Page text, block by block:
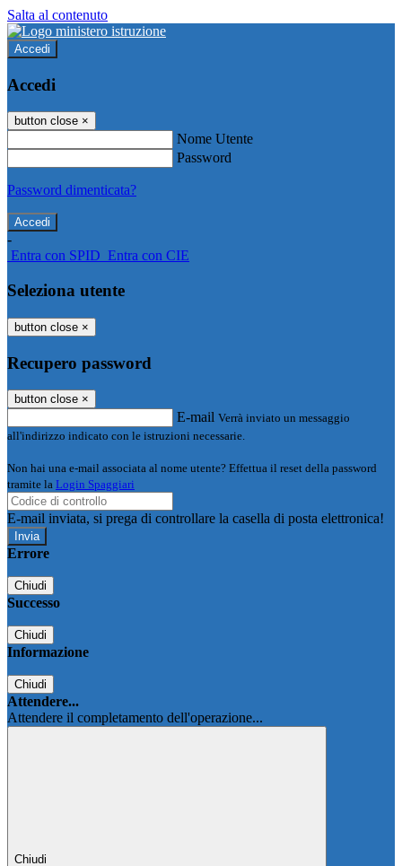
Salta al contenuto
Accedi
Accedi
button close ×
Nome Utente
Password
Password dimenticata?
-
Entra con SPID Entra con CIE
Seleziona utente
button close ×
Recupero password
button close ×
E-mail Verrà inviato un messaggio
all'indirizzo indicato con le istruzioni necessarie.
Non hai una e-mail associata al nome utente? Effettua il reset della password
tramite la Login Spaggiari
E-mail inviata, si prega di controllare la casella di posta elettronica!
Errore
Chiudi
Successo
Chiudi
Informazione
Chiudi
Attendere...
Attendere il completamento dell'operazione...
Chiudi